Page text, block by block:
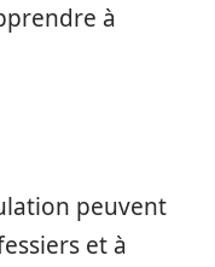
à
peuvent
et à